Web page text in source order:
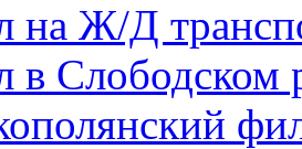
на Ж/Д
в Слободском